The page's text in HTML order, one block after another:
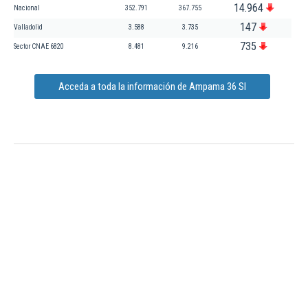
Nacional 352.791 367.755 14.964
Valladolid 3.588 3.735 147
Sector CNAE 6820 8.481 9.216 735
Acceda a toda la información de Ampama 36 Sl